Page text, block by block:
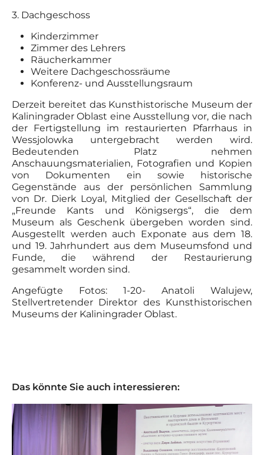
3. Dachgeschoss
Kinderzimmer
Zimmer des Lehrers
Räucherkammer
Weitere Dachgeschossräume
Konferenz- und Ausstellungsraum
Derzeit bereitet das Kunsthistorische Museum der
Kaliningrader Oblast eine Ausstellung vor, die nach
der Fertigstellung im restaurierten Pfarrhaus in
Wessjolowka untergebracht werden wird.
Bedeutenden Platz nehmen
Anschauungsmaterialien, Fotografien und Kopien
von Dokumenten ein sowie historische
Gegenstände aus der persönlichen Sammlung
von Dr. Dierk Loyal, Mitglied der Gesellschaft der
„Freunde Kants und Königsergs“, die dem
Museum als Geschenk übergeben worden sind.
Ausgestellt werden auch Exponate aus dem 18.
und 19. Jahrhundert aus dem Museumsfond und
Funde, die während der Restaurierung
gesammelt worden sind.
Angefügte Fotos: 1-20- Anatoli Walujew,
Stellvertretender Direktor des Kunsthistorischen
Museums der Kaliningrader Oblast.
Das könnte Sie auch interessieren: